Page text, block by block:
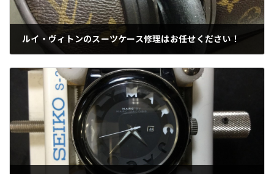
ルイ・ヴィトンのスーツケース修理はお任せください！